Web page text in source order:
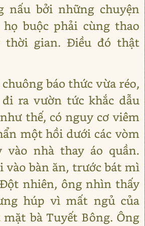
nấu bởi những chuyện
buộc phải cùng thao
thời gian. Điều đó thật
báo thức vừa réo,
ra vườn tức khắc dẫu
thế, có nguy cơ viêm
một hồi dưới các vòm
vào nhà thay áo quần.
vào bàn ăn, trước bát mì
nhiên, ông nhìn thấy
húp vì mất ngủ của
bà Tuyết Bông. Ông